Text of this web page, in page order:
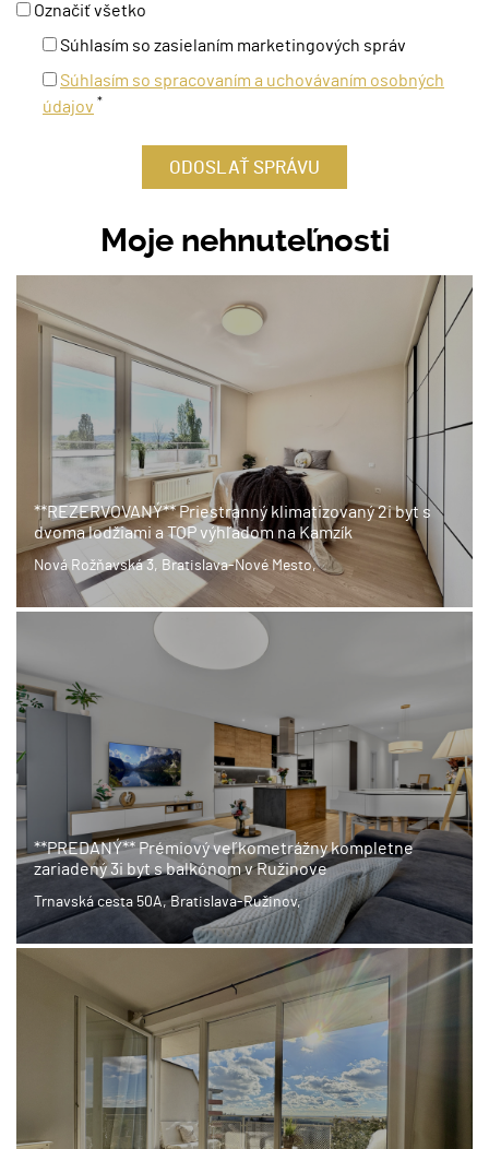
Označiť všetko
Súhlasím so zasielaním marketingových správ
Súhlasím so spracovaním a uchovávaním osobných
údajov *
Moje nehnuteľnosti
**REZERVOVANÝ** Priestranný klimatizovaný 2i byt s
dvoma lodžiami a TOP výhľadom na Kamzík
Nová Rožňavská 3, Bratislava-Nové Mesto,
**PREDANÝ** Prémiový veľkometrážny kompletne
zariadený 3i byt s balkónom v Ružinove
Trnavská cesta 50A, Bratislava-Ružinov,